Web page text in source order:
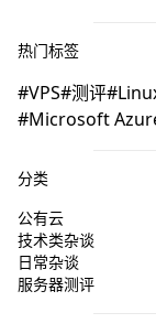
热门标签
VPS 测评
Microsoft
分类
公有云
技术类杂谈
日常杂谈
服务器测评